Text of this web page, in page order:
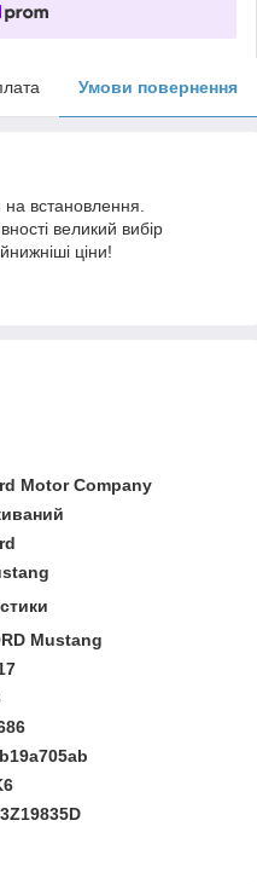
Умови повернення
встановлення.
великий вибір
ціни!
Motor Company
Mustang